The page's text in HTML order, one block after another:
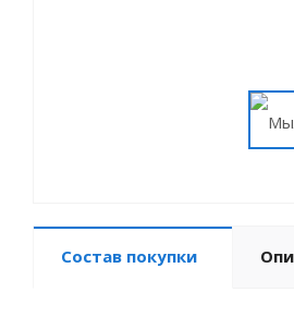
Состав покупки